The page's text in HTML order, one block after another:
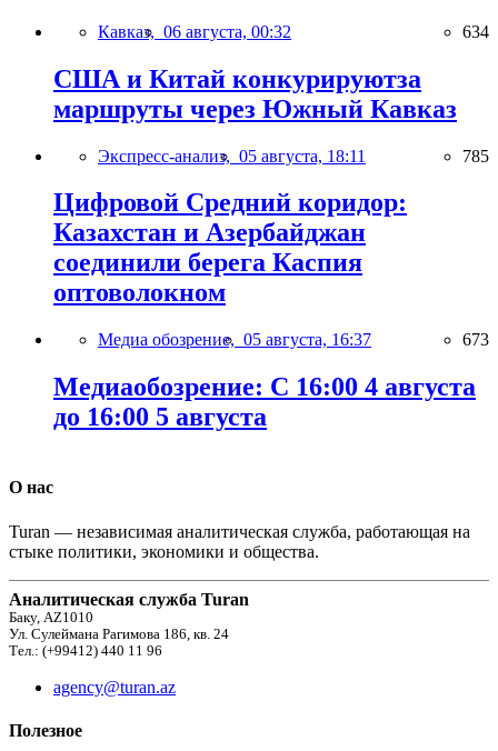
Кавказ, 06 августа, 00:32 634
США и Китай конкурируютза
маршруты через Южный Кавказ
Экспресс-анализ, 05 августа, 18:11 785
Цифровой Средний коридор:
Казахстан и Азербайджан
соединили берега Каспия
оптоволокном
Медиа обозрение, 05 августа, 16:37 673
Медиаобозрение: С 16:00 4 августа
до 16:00 5 августа
О нас
Turan — независимая аналитическая служба, работающая на
стыке политики, экономики и общества.
Аналитическая служба Turan
Баку, AZ1010
Ул. Сулеймана Рагимова 186, кв. 24
Тел.: (+99412) 440 11 96
agency@turan.az
Полезное